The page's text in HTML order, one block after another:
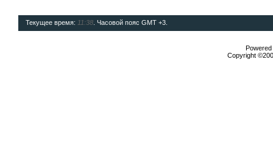
Текущее время: 11:38 . Часовой пояс GMT +3.
Copyright